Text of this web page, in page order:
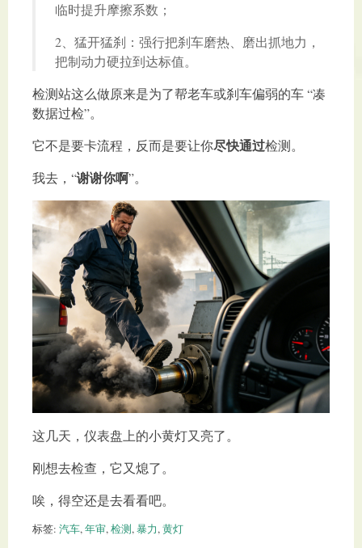
临时提升摩擦系数；
2、猛开猛刹：强行把刹车磨热、磨出抓地力，
把制动力硬拉到达标值。
检测站这么做原来是为了帮老车或刹车偏弱的车 “凑
数据过检”。
它不是要卡流程，反而是要让你尽快通过检测。
我去，“谢谢你啊”。
这几天，仪表盘上的小黄灯又亮了。
刚想去检查，它又熄了。
唉，得空还是去看看吧。
标签: 汽车,年审,检测,暴力,黄灯